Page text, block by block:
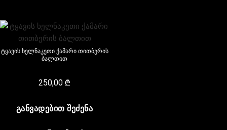
ტყავის ხელნაკეთი ქამარი თითბერის
ბალთით
250,00₾
ᲒᲐᲜᲕᲐᲓᲔᲑᲘᲗ ᲨᲔᲫᲔᲜᲐ